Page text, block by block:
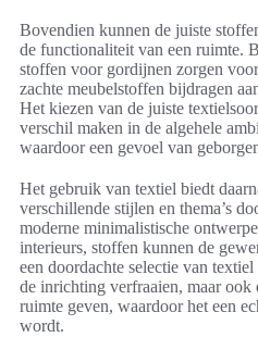
Bovendien kunnen de juiste
de functionaliteit van een ruimte.
stoffen voor gordijnen zorgen
zachte meubelstoffen bijdragen
Het kiezen van de juiste
verschil maken in de algehele
waardoor een gevoel van
Het gebruik van textiel biedt
verschillende stijlen en thema’s
moderne minimalistische
interieurs, stoffen kunnen de
een doordachte selectie van
de inrichting verfraaien, maar ook
ruimte geven, waardoor het een
wordt.